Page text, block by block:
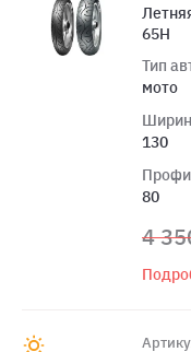
65H
Тип
мото
130
80
4